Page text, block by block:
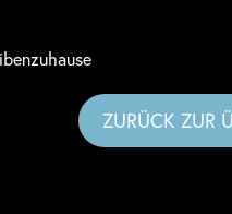
ZURÜCK ZUR